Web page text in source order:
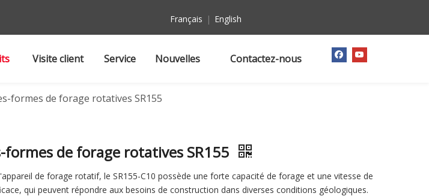
Français | English
Visite client Service Nouvelles Contactez-nous
formes de forage rotatives SR155
formes de forage rotatives SR155
de forage rotatif, le SR155-C10 possède une forte capacité de forage et une vitesse de
qui peuvent répondre aux besoins de construction dans diverses conditions géologiques.